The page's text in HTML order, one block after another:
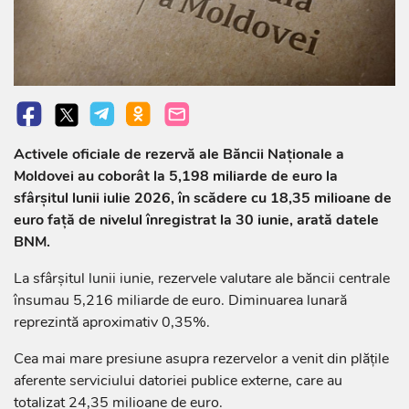
Activele oficiale de rezervă ale Băncii Naționale a
Moldovei au coborât la 5,198 miliarde de euro la
sfârșitul lunii iulie 2026, în scădere cu 18,35 milioane de
euro față de nivelul înregistrat la 30 iunie, arată datele
BNM.
La sfârșitul lunii iunie, rezervele valutare ale băncii centrale
însumau 5,216 miliarde de euro. Diminuarea lunară
reprezintă aproximativ 0,35%.
Cea mai mare presiune asupra rezervelor a venit din plățile
aferente serviciului datoriei publice externe, care au
totalizat 24,35 milioane de euro.